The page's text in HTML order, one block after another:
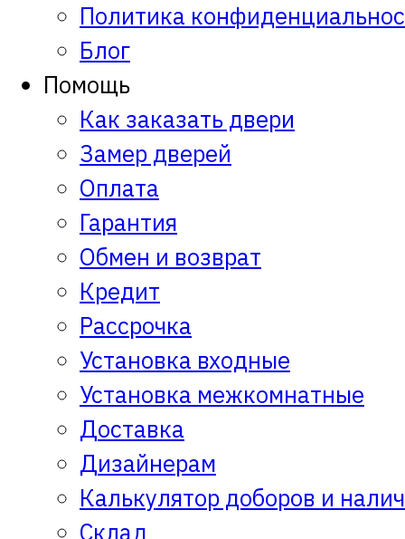
Политика
Блог
Помощь
Как заказать двери
Замер дверей
Оплата
Гарантия
Обмен и возврат
Кредит
Рассрочка
Установка входные
Установка межкомнатные
Доставка
Дизайнерам
Калькулятор доборов и
Склад